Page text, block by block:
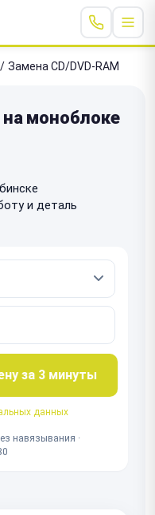
/ Замена CD/DVD-RAM
на моноблоке
и деталь
за 3 минуты
данных
навязывания ·